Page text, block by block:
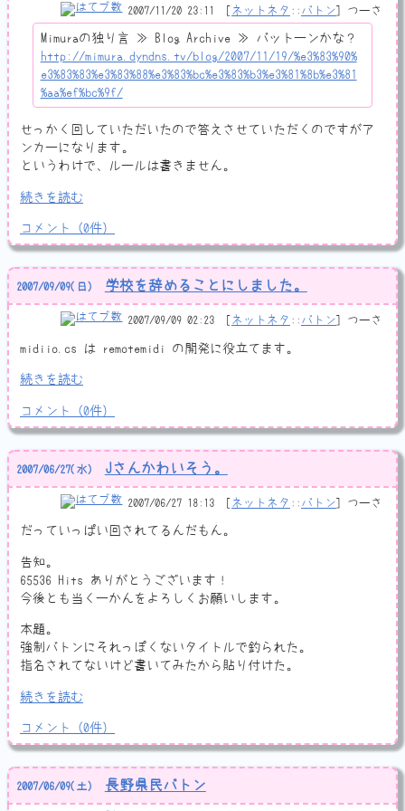
2007/11/20 23:11 ネットネタ :: バトン つーさ
Mimuraの独り言 ≫ Blog Archive ≫ バットーンかな？
http://mimura.dyndns.tv/blog/2007/11/19/%e3%83%90%
e3%83%83%e3%83%88%e3%83%bc%e3%83%b3%e3%81%8b%e3%81
%aa%ef%bc%9f/
せっかく回していただいたので答えさせていただくのですがア
ンカーになります。
というわけで、ルールは書きません。
続きを読む
コメント （0件）
2007/09/09(日) 学校を辞めることにしました。
2007/09/09 02:23 ネットネタ :: バトン つーさ
midiio.cs は remotemidi の開発に役立てます。
続きを読む
コメント （0件）
2007/06/27(水) Jさんかわいそう。
2007/06/27 18:13 ネットネタ :: バトン つーさ
だっていっぱい回されてるんだもん。
告知。
65536 Hits ありがとうございます！
今後とも当くーかんをよろしくお願いします。
本題。
強制バトンにそれっぽくないタイトルで釣られた。
指名されてないけど書いてみたから貼り付けた。
続きを読む
コメント （0件）
2007/06/09(土) 長野県民バトン